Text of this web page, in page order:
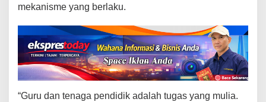
k
a
n
T
u
g
a
s
mekanisme yang berlaku.
“Guru dan tenaga pendidik adalah tugas yang mulia.